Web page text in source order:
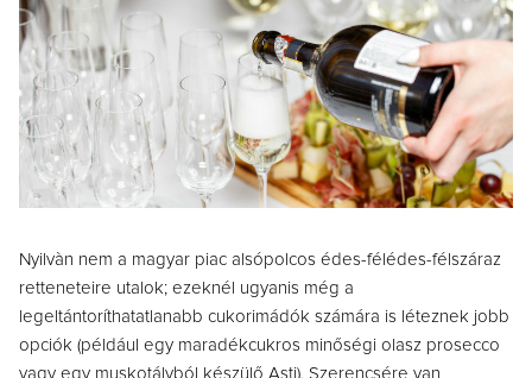
Nyilvàn nem a magyar piac alsópolcos édes-félédes-félszáraz
retteneteire utalok; ezeknél ugyanis még a
legeltántoríthatatlanabb cukorimádók számára is léteznek jobb
opciók (például egy maradékcukros minőségi olasz prosecco
vagy egy muskotályból készülő Asti). Szerencsére van